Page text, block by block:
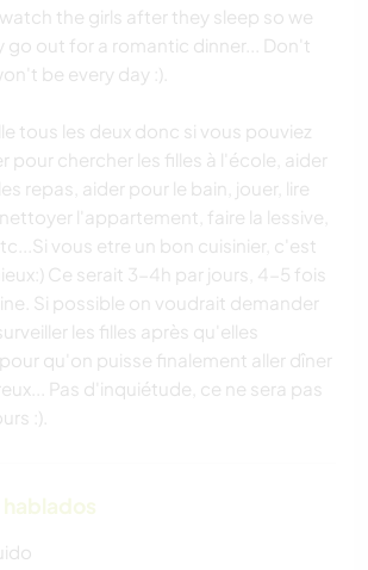
the girls after they sleep so we
go out for a romantic dinner... Don't
be every day :).
tous les deux donc si vous pouviez
pour chercher les filles à l'école, aider
repas, aider pour le bain, jouer, lire
nettoyer l'appartement, faire la lessive,
vous etre un bon cuisinier, c'est
Ce serait 3-4h par jours, 4-5 fois
Si possible on voudrait demander
les filles après qu'elles
qu'on puisse finalement aller dîner
Pas d'inquiétude, ce ne sera pas
:).